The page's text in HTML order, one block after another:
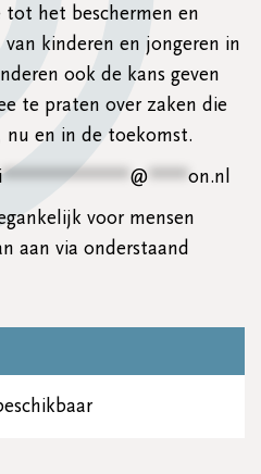
het beschermen en
kinderen en jongeren in
ook de kans geven
te praten over zaken die
nu en in de toekomst.
*************@****on.nl
voor mensen
aan via onderstaand